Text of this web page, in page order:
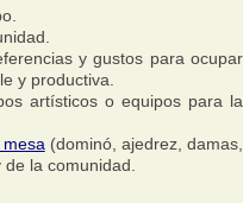
y gustos para ocupar
y productiva.
artísticos o equipos para la
(dominó, ajedrez, damas,
la comunidad.